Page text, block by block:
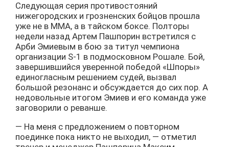
Следующая серия противостояний
нижегородских и грозненских бойцов прошла
уже не в ММА, а в тайском боксе. Полторы
недели назад Артем Пашпорин встретился с
Арби Эмиевым в бою за титул чемпиона
организации S-1 в подмосковном Рошале. Бой,
завершившийся уверенной победой «Шпоры»
единогласным решением судей, вызвал
большой резонанс и обсуждается до сих пор. А
недовольные итогом Эмиев и его команда уже
заговорили о реванше.
— На меня с предложением о повторном
поединке пока никто не выходил, — отметил